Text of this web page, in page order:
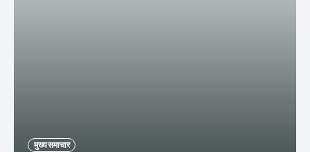
मुख्य समाचार